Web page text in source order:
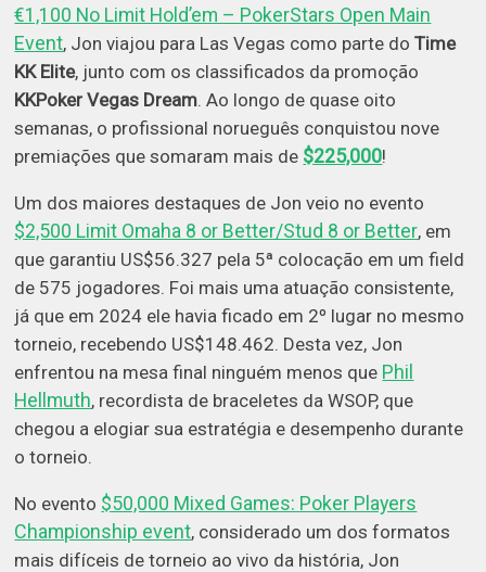
€1,100 No Limit Hold’em – PokerStars Open Main
Event, Jon viajou para Las Vegas como parte doTime
KK Elite, junto com os classificados da promoção
KKPoker Vegas Dream . Ao longo de quase oito
semanas, o profissional norueguês conquistou nove
premiações que somaram mais de $225,000!
Um dos maiores destaques de Jon veio no evento
$2,500 Limit Omaha 8 or Better/Stud 8 or Better, em
que garantiu US$56.327 pela 5ª colocação em um field
de 575 jogadores. Foi mais uma atuação consistente,
já que em 2024 ele havia ficado em 2º lugar no mesmo
torneio, recebendo US$148.462. Desta vez, Jon
enfrentou na mesa final ninguém menos que Phil
Hellmuth, recordista de braceletes da WSOP, que
chegou a elogiar sua estratégia e desempenho durante
o torneio.
No evento $50,000 Mixed Games: Poker Players
Championship event, considerado um dos formatos
mais difíceis de torneio ao vivo da história, Jon